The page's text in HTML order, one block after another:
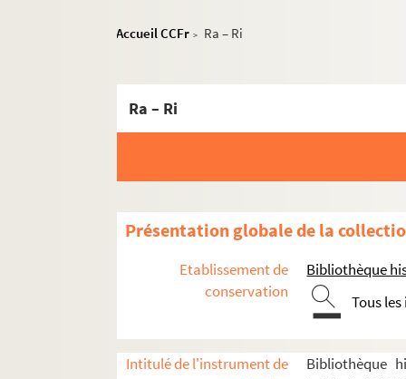
Accueil CCFr > Ra – Ri
Ra – Ri
Présentation globale de la
Etablissement de
conservation
Bibliothèque
Tous
Intitulé de l'instrument de
Bibliothèque
Bonnem – Bou
Clo – Cor
Das – Dr
Gas – Gra